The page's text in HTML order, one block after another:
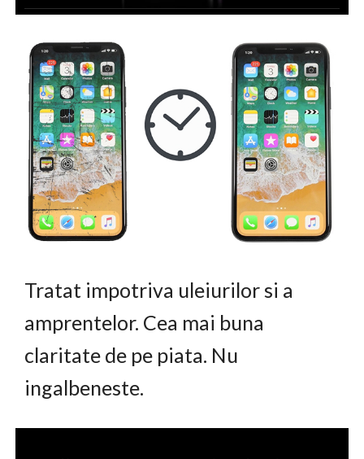
Tratat impotriva uleiurilor si a
amprentelor. Cea mai buna
claritate de pe piata. Nu
ingalbeneste.